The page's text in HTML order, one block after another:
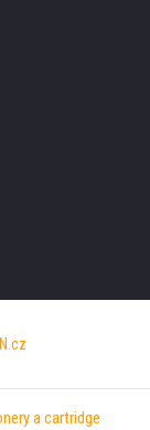
a cartridge